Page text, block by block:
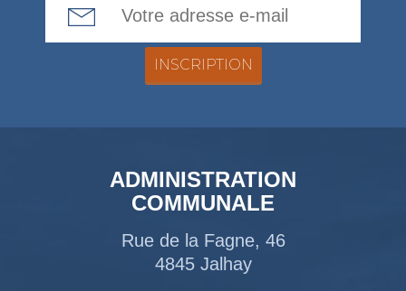
ADMINISTRATION
COMMUNALE
Rue de la Fagne, 46
4845 Jalhay